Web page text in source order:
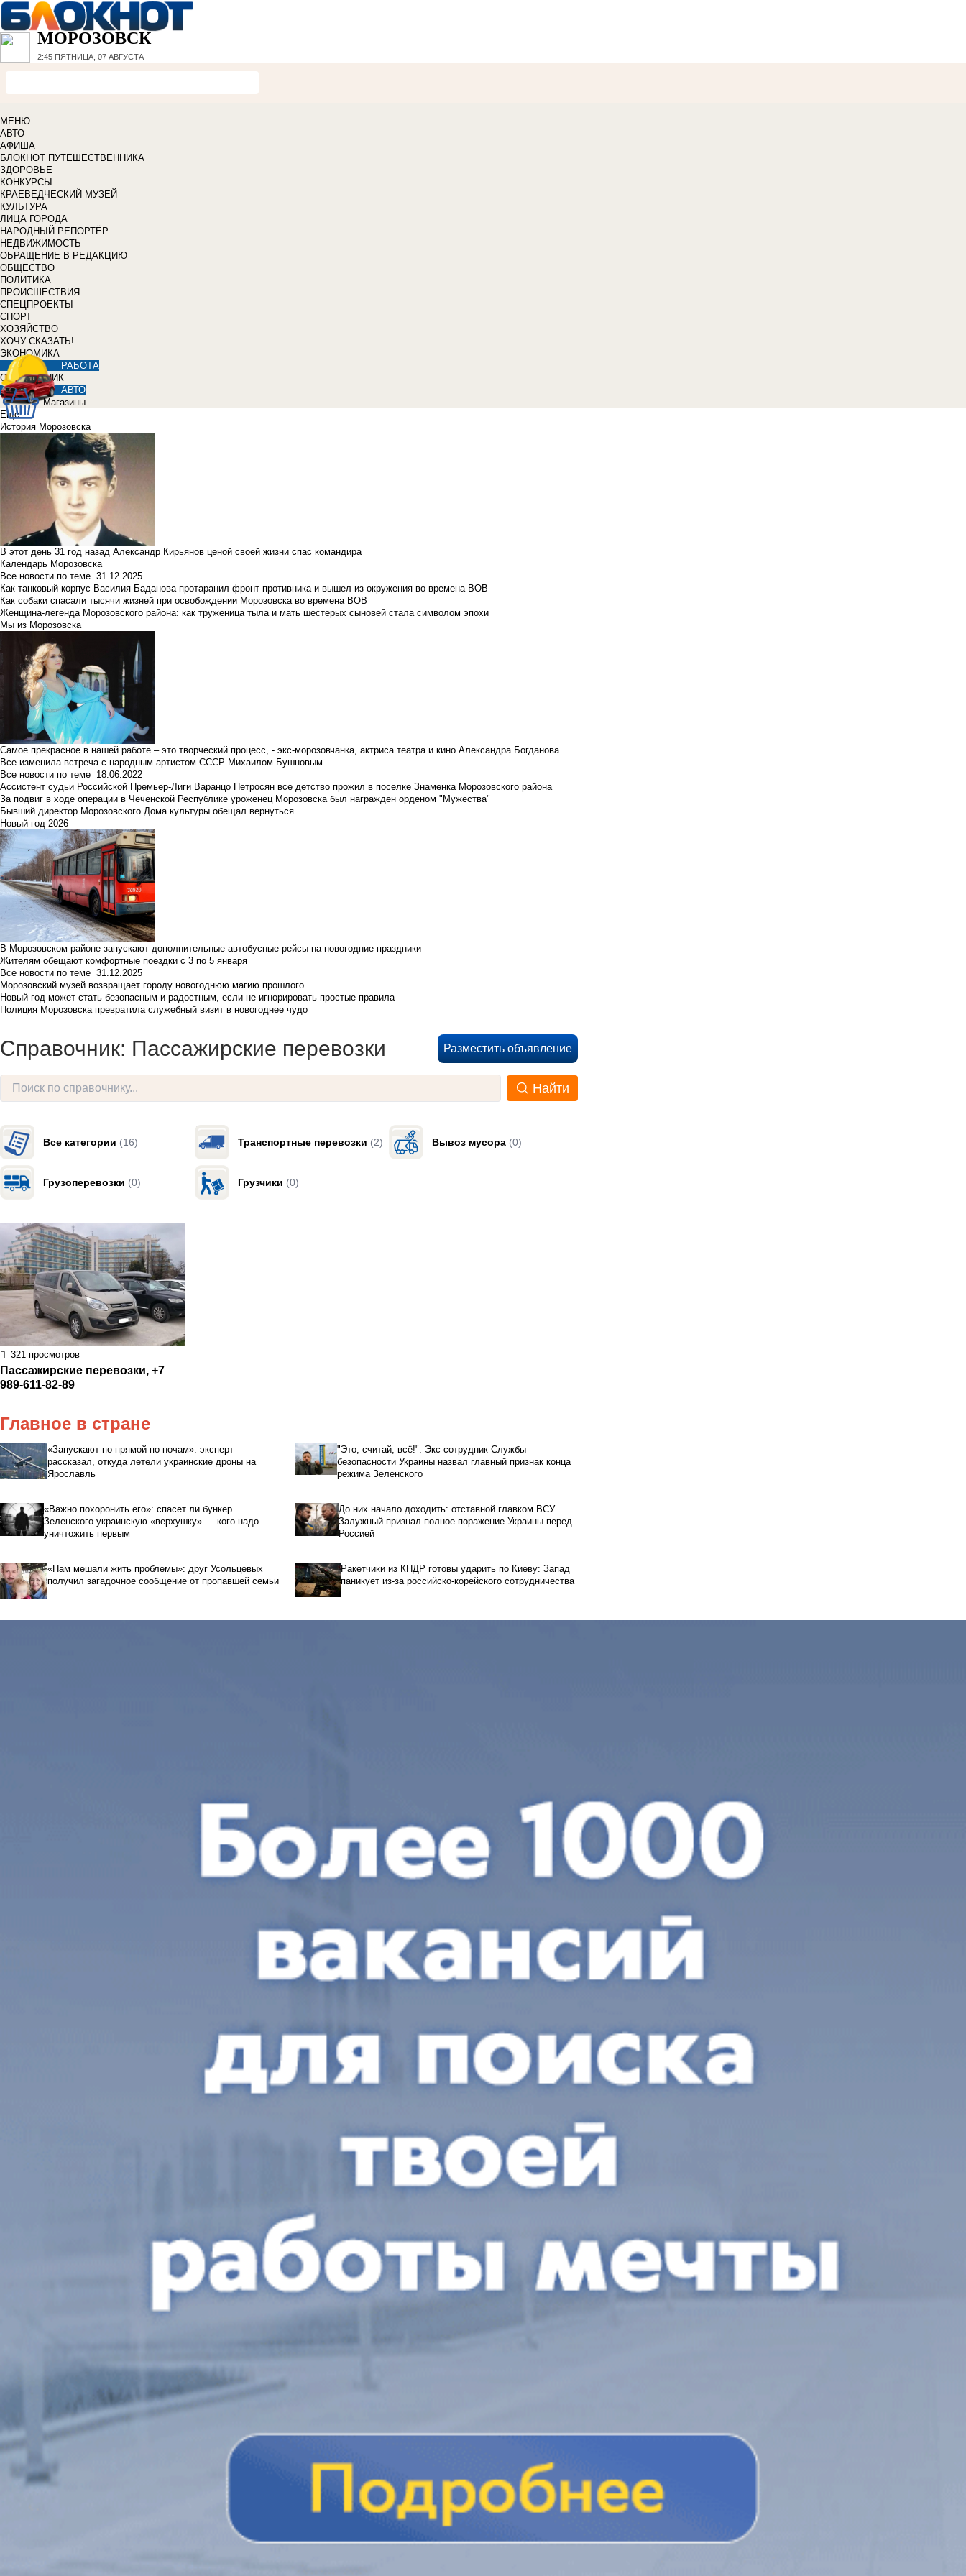
МОРОЗОВСК
2:45 ПЯТНИЦА, 07 АВГУСТА
МЕНЮ
АВТО
АФИША
БЛОКНОТ ПУТЕШЕСТВЕННИКА
ЗДОРОВЬЕ
КОНКУРСЫ
КРАЕВЕДЧЕСКИЙ МУЗЕЙ
КУЛЬТУРА
ЛИЦА ГОРОДА
НАРОДНЫЙ РЕПОРТЁР
НЕДВИЖИМОСТЬ
ОБРАЩЕНИЕ В РЕДАКЦИЮ
ОБЩЕСТВО
ПОЛИТИКА
ПРОИСШЕСТВИЯ
СПЕЦПРОЕКТЫ
СПОРТ
ХОЗЯЙСТВО
ХОЧУ СКАЗАТЬ!
ЭКОНОМИКА
РАБОТА
СПРАВОЧНИК
АВТО
Магазины
Еще
История Морозовска
В этот день 31 год назад Александр Кирьянов ценой своей жизни спас командира
Календарь Морозовска
Все новости по теме 31.12.2025
Как танковый корпус Василия Баданова протаранил фронт противника и вышел из окружения во времена ВОВ
Как собаки спасали тысячи жизней при освобождении Морозовска во времена ВОВ
Женщина-легенда Морозовского района: как труженица тыла и мать шестерых сыновей стала символом эпохи
Мы из Морозовска
Самое прекрасное в нашей работе – это творческий процесс, - экс-морозовчанка, актриса театра и кино Александра Богданова
Все изменила встреча с народным артистом СССР Михаилом Бушновым
Все новости по теме 18.06.2022
Ассистент судьи Российской Премьер-Лиги Варанцо Петросян все детство прожил в поселке Знаменка Морозовского района
За подвиг в ходе операции в Чеченской Республике уроженец Морозовска был награжден орденом "Мужества"
Бывший директор Морозовского Дома культуры обещал вернуться
Новый год 2026
В Морозовском районе запускают дополнительные автобусные рейсы на новогодние праздники
Жителям обещают комфортные поездки с 3 по 5 января
Все новости по теме 31.12.2025
Морозовский музей возвращает городу новогоднюю магию прошлого
Новый год может стать безопасным и радостным, если не игнорировать простые правила
Полиция Морозовска превратила служебный визит в новогоднее чудо
Справочник: Пассажирские перевозки Разместить объявление
Найти
Все категории (16) Транспортные перевозки (2) Вывоз мусора (0)
Грузоперевозки (0) Грузчики (0)
321 просмотров
Пассажирские перевозки, +7
989-611-82-89
Главное в стране
«Запускают по прямой по ночам»: эксперт
рассказал, откуда летели украинские дроны на
Ярославль
"Это, считай, всё!": Экс-сотрудник Службы
безопасности Украины назвал главный признак конца
режима Зеленского
«Важно похоронить его»: спасет ли бункер
Зеленского украинскую «верхушку» — кого надо
уничтожить первым
До них начало доходить: отставной главком ВСУ
Залужный признал полное поражение Украины перед
Россией
«Нам мешали жить проблемы»: друг Усольцевых
получил загадочное сообщение от пропавшей семьи
Ракетчики из КНДР готовы ударить по Киеву: Запад
паникует из-за российско-корейского сотрудничества